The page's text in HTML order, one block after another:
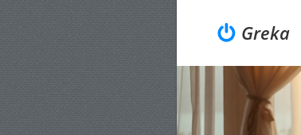
Greka